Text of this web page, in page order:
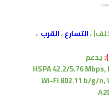
،التسارع،القرب ،
يدعم
HSPA 42.2/5.76
Wi-Fi 802.11 b/g/